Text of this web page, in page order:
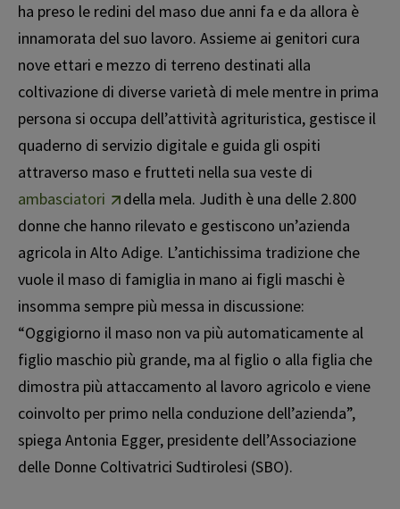
ha preso le redini del maso due anni fa e da allora è
innamorata del suo lavoro. Assieme ai genitori cura
nove ettari e mezzo di terreno destinati alla
coltivazione di diverse varietà di mele mentre in prima
persona si occupa dell’attività agrituristica, gestisce il
quaderno di servizio digitale e guida gli ospiti
attraverso maso e frutteti nella sua veste di
ambasciatori
della mela. Judith è una delle 2.800
donne che hanno rilevato e gestiscono un’azienda
agricola in Alto Adige. L’antichissima tradizione che
vuole il maso di famiglia in mano ai figli maschi è
insomma sempre più messa in discussione:
“Oggigiorno il maso non va più automaticamente al
figlio maschio più grande, ma al figlio o alla figlia che
dimostra più attaccamento al lavoro agricolo e viene
coinvolto per primo nella conduzione dell’azienda”,
spiega Antonia Egger, presidente dell’Associazione
delle Donne Coltivatrici Sudtirolesi (SBO).